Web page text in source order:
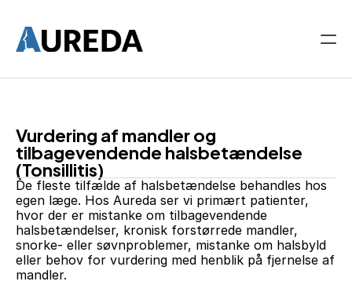
Vejledninger
Høreapparatbehandling
Find os
Kontakt os
Vurdering af mandler og
tilbagevendende halsbetændelse
(Tonsillitis)
De fleste tilfælde af halsbetændelse behandles hos
egen læge. Hos Aureda ser vi primært patienter,
hvor der er mistanke om tilbagevendende
halsbetændelser, kronisk forstørrede mandler,
snorke- eller søvnproblemer, mistanke om halsbyld
eller behov for vurdering med henblik på fjernelse af
mandler.